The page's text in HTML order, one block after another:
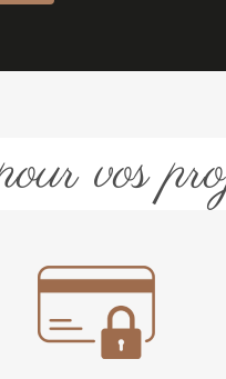
vos